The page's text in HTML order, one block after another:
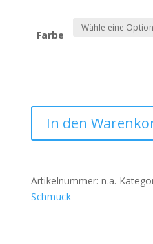
Farbe
In den
Artikelnummer: n.a.
Schmuck